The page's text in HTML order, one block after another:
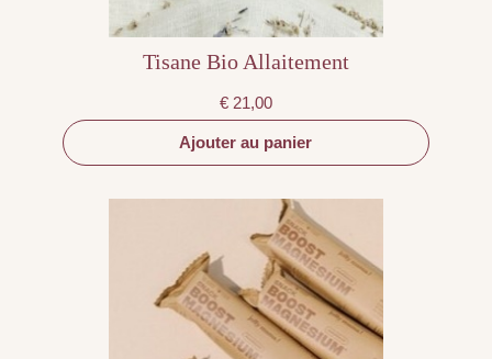
Tisane Bio Allaitement
€ 21,00
Ajouter au panier